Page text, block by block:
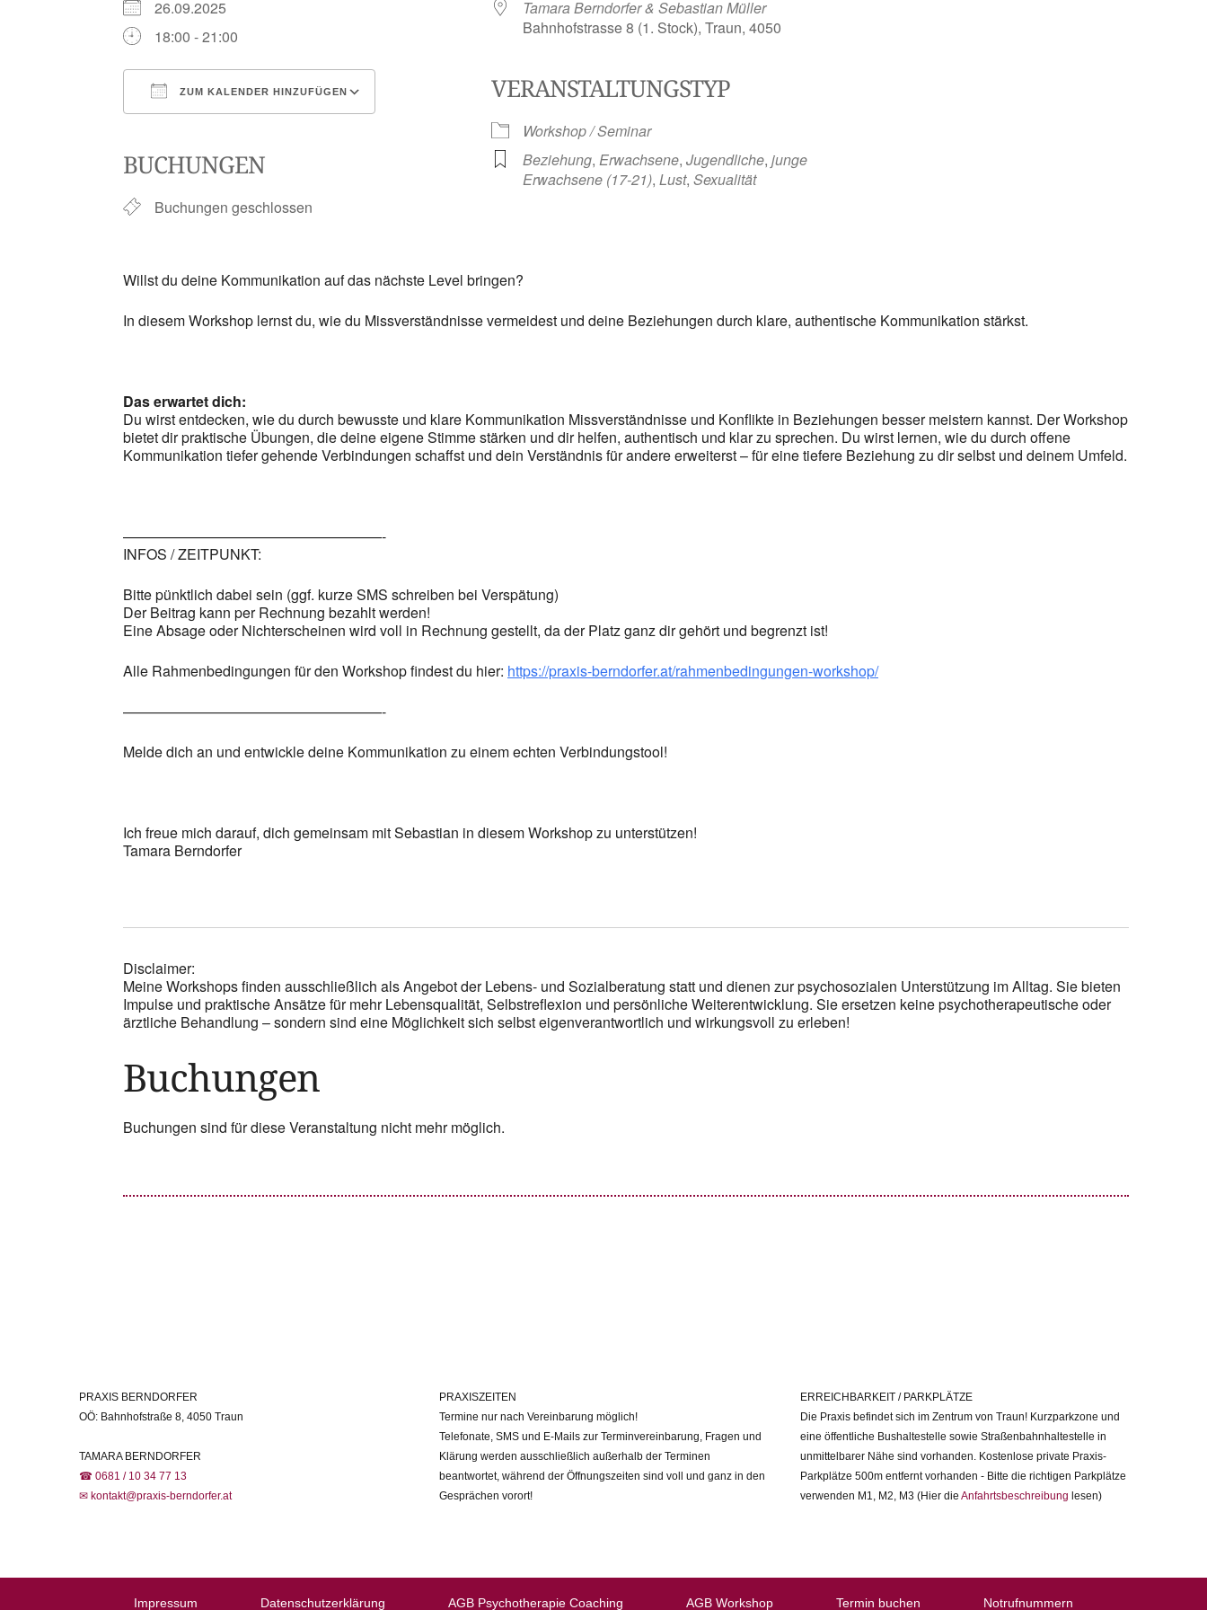
26.09.2025
18:00 - 21:00
ZUM KALENDER HINZUFÜGEN
BUCHUNGEN
Buchungen geschlossen
Tamara Berndorfer & Sebastian Müller
Bahnhofstrasse 8 (1. Stock), Traun, 4050
VERANSTALTUNGSTYP
Workshop / Seminar
Beziehung, Erwachsene, Jugendliche, junge
Erwachsene (17-21), Lust, Sexualität
Willst du deine Kommunikation auf das nächste Level bringen?
In diesem Workshop lernst du, wie du Missverständnisse vermeidest und deine Beziehungen durch klare, authentische Kommunikation stärkst.
Das erwartet dich:
Du wirst entdecken, wie du durch bewusste und klare Kommunikation Missverständnisse und Konflikte in Beziehungen besser meistern kannst. Der Workshop
bietet dir praktische Übungen, die deine eigene Stimme stärken und dir helfen, authentisch und klar zu sprechen. Du wirst lernen, wie du durch offene
Kommunikation tiefer gehende Verbindungen schaffst und dein Verständnis für andere erweiterst – für eine tiefere Beziehung zu dir selbst und deinem Umfeld.
——————————————————-
INFOS / ZEITPUNKT:
Bitte pünktlich dabei sein (ggf. kurze SMS schreiben bei Verspätung)
Der Beitrag kann per Rechnung bezahlt werden!
Eine Absage oder Nichterscheinen wird voll in Rechnung gestellt, da der Platz ganz dir gehört und begrenzt ist!
Alle Rahmenbedingungen für den Workshop findest du hier: https://praxis-berndorfer.at/rahmenbedingungen-workshop/
——————————————————-
Melde dich an und entwickle deine Kommunikation zu einem echten Verbindungstool!
Ich freue mich darauf, dich gemeinsam mit Sebastian in diesem Workshop zu unterstützen!
Tamara Berndorfer
Disclaimer:
Meine Workshops finden ausschließlich als Angebot der Lebens- und Sozialberatung statt und dienen zur psychosozialen Unterstützung im Alltag. Sie bieten
Impulse und praktische Ansätze für mehr Lebensqualität, Selbstreflexion und persönliche Weiterentwicklung. Sie ersetzen keine psychotherapeutische oder
ärztliche Behandlung – sondern sind eine Möglichkeit sich selbst eigenverantwortlich und wirkungsvoll zu erleben!
Buchungen
Buchungen sind für diese Veranstaltung nicht mehr möglich.
PRAXIS BERNDORFER
OÖ: Bahnhofstraße 8, 4050 Traun
TAMARA BERNDORFER
☎ 0681 / 10 34 77 13
✉ kontakt@praxis-berndorfer.at
PRAXISZEITEN
Termine nur nach Vereinbarung möglich!
Telefonate, SMS und E-Mails zur Terminvereinbarung, Fragen und
Klärung werden ausschließlich außerhalb der Terminen
beantwortet, während der Öffnungszeiten sind voll und ganz in den
Gesprächen vorort!
ERREICHBARKEIT / PARKPLÄTZE
Die Praxis befindet sich im Zentrum von Traun! Kurzparkzone und
eine öffentliche Bushaltestelle sowie Straßenbahnhaltestelle in
unmittelbarer Nähe sind vorhanden. Kostenlose private Praxis-
Parkplätze 500m entfernt vorhanden - Bitte die richtigen Parkplätze
verwenden M1, M2, M3 (Hier die Anfahrtsbeschreibung lesen)
Impressum Datenschutzerklärung AGB Psychotherapie Coaching AGB Workshop Termin buchen Notrufnummern